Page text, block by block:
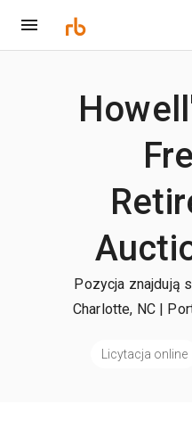
Pozycja znajdują
Charlotte, NC |
Licytacja online